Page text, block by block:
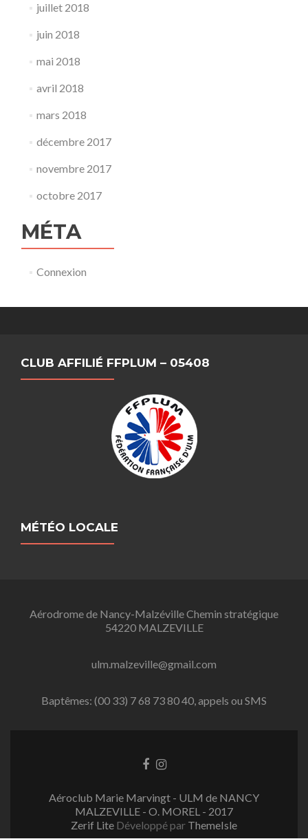
juillet 2018
juin 2018
mai 2018
avril 2018
mars 2018
décembre 2017
novembre 2017
octobre 2017
MÉTA
Connexion
CLUB AFFILIÉ FFPLUM – 05408
MÉTÉO LOCALE
Aérodrome de Nancy-Malzéville Chemin stratégique
54220 MALZEVILLE
ulm.malzeville@gmail.com
Baptêmes: (00 33) 7 68 73 80 40, appels ou SMS
L
n
F
a
L
n
I
n
Aéroclub Marie Marvingt - ULM de NANCY
MALZEVILLE - O. MOREL - 2017
Zerif Lite Développé par ThemeIsle